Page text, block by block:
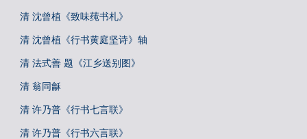
清 沈曾植《致味莼书札》
清 沈曾植《行书黄庭坚诗》轴
清 法式善 题《江乡送别图》
清 翁同龢
清 许乃普《行书七言联》
清 许乃普《行书六言联》